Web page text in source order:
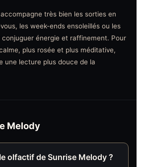
très bien les sorties en
les week-ends ensoleillés ou les
conjuguer énergie et raffinement. Pour
plus rosée et plus méditative,
une lecture plus douce de la
Melody
olfactif de Sunrise Melody ?